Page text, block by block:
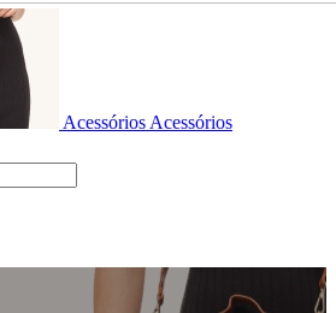
Acessórios Acessórios